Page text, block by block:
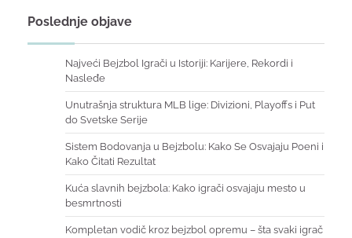
Poslednje objave
Najveći Bejzbol Igrači u Istoriji: Karijere, Rekordi i
Nasleđe
Unutrašnja struktura MLB lige: Divizioni, Playoffs i Put
do Svetske Serije
Sistem Bodovanja u Bejzbolu: Kako Se Osvajaju Poeni i
Kako Čitati Rezultat
Kuća slavnih bejzbola: Kako igrači osvajaju mesto u
besmrtnosti
Kompletan vodič kroz bejzbol opremu – šta svaki igrač